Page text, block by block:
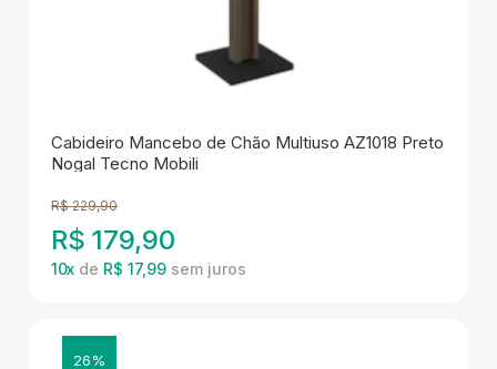
Cabideiro Mancebo de Chão Multiuso AZ1018 Preto
Nogal Tecno Mobili
R$ 229,90
R$ 179,90
10x de R$ 17,99
26%